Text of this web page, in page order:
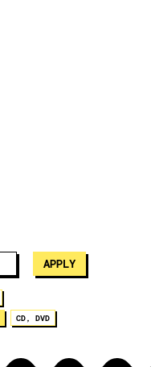
CD, DVD